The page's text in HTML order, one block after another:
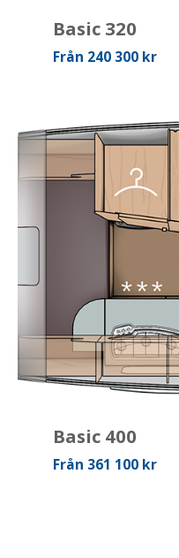
Basic 320
Från 240 300 kr
Basic 400
Från 361 100 kr